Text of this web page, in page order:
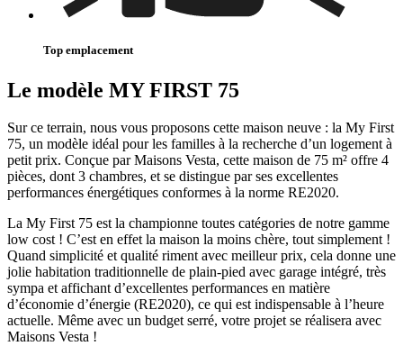
Top emplacement
Le modèle MY FIRST 75
Sur ce terrain, nous vous proposons cette maison neuve : la My First
75, un modèle idéal pour les familles à la recherche d’un logement à
petit prix. Conçue par Maisons Vesta, cette maison de 75 m² offre 4
pièces, dont 3 chambres, et se distingue par ses excellentes
performances énergétiques conformes à la norme RE2020.
La My First 75 est la championne toutes catégories de notre gamme
low cost ! C’est en effet la maison la moins chère, tout simplement !
Quand simplicité et qualité riment avec meilleur prix, cela donne une
jolie habitation traditionnelle de plain-pied avec garage intégré, très
sympa et affichant d’excellentes performances en matière
d’économie d’énergie (RE2020), ce qui est indispensable à l’heure
actuelle. Même avec un budget serré, votre projet se réalisera avec
Maisons Vesta !